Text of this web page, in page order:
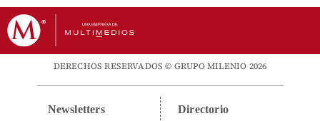
DERECHOS RESERVADOS © GRUPO MILENIO 2026
Newsletters Directorio